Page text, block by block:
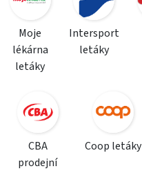
Moje
lékárna
letáky
Intersport
letáky
CBA
prodejní
Coop letáky